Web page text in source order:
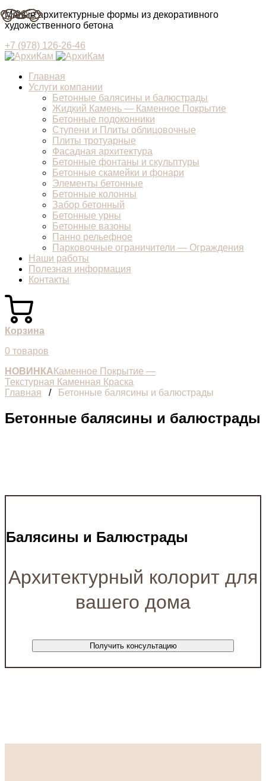
Малые архитектурные формы из декоративного
художественного бетона
+7 (978) 126-26-46
Главная
Услуги компании
Бетонные балясины и балюстрады
Жидкий Камень — Каменное Покрытие
Бетонные подоконники
Ступени и Плиты облицовочные
Плиты тротуарные
Фасадная архитектура
Бетонные фонтаны и скульптуры
Бетонные скамейки и фонари
Элементы бетонные
Бетонные колонны
Забор бетонный
Бетонные урны
Бетонные вазоны
Панно рельефное
Парковочные ограничители — Ограждения
Наши работы
Полезная информация
Контакты
Корзина
0 товаров
НОВИНКА Каменное Покрытие —
Текстурная Каменная Краска
Главная / Бетонные балясины и балюстрады
Бетонные балясины и балюстрады
Балясины и Балюстрады
Архитектурный колорит для
вашего дома
Получить консультацию